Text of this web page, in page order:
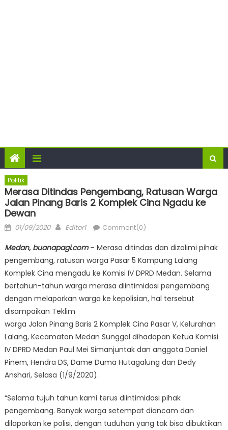
Politik
Merasa Ditindas Pengembang, Ratusan Warga
Jalan Pinang Baris 2 Komplek Cina Ngadu ke
Dewan
Posted
01/09/2020 Author
Editor1 Comment(0)
Medan, buanapagi.com– Merasa ditindas dan dizolimi pihak
pengembang, ratusan warga Pasar 5 Kampung Lalang
Komplek Cina mengadu ke Komisi IV DPRD Medan. Selama
bertahun-tahun warga merasa diintimidasi pengembang
dengan melaporkan warga ke kepolisian, hal tersebut
disampaikan Teklim
warga Jalan Pinang Baris 2 Komplek Cina Pasar V, Kelurahan
Lalang, Kecamatan Medan Sunggal dihadapan Ketua Komisi
IV DPRD Medan Paul Mei Simanjuntak dan anggota Daniel
Pinem, Hendra DS, Dame Duma Hutagalung dan Dedy
Anshari, Selasa (1/9/2020).
“Selama tujuh tahun kami terus diintimidasi pihak
pengembang. Banyak warga setempat diancam dan
dilaporkan ke polisi, dengan tuduhan yang tak bisa dibuktikan